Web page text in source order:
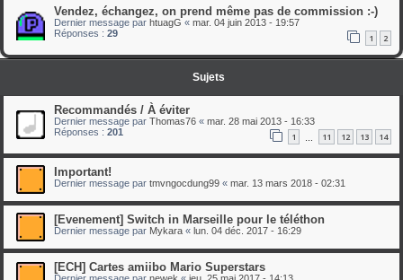
Vendez, échangez, on prend même pas de commission :-)
Dernier message par htuagG « mar. 04 juin 2013 - 19:57
Réponses : 29 1 2
Sujets
Recommandés / À éviter
Dernier message par Thomas76 « mar. 28 mai 2013 - 16:33
Réponses : 201 1 … 11 12 13 14
Important!
Dernier message par tmvngocdung99 « mar. 13 mars 2018 - 02:31
[Evenement] Switch in Marseille pour le téléthon
Dernier message par Mykara « lun. 04 déc. 2017 - 16:29
[ECH] Cartes amiibo Mario Superstars